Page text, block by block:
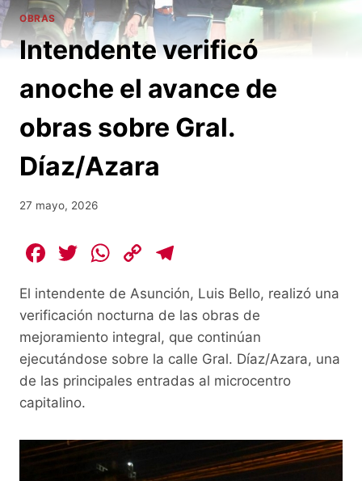
OBRAS
Intendente verificó
anoche el avance de
obras sobre Gral.
Díaz/Azara
27 mayo, 2026
F
c
e
b
o
o
k
T
itt
er
W
at
s
A
p
C
p
y
Li
n
e
gr
a
m
El intendente de Asunción, Luis Bello, realizó una
verificación nocturna de las obras de
mejoramiento integral, que continúan
ejecutándose sobre la calle Gral. Díaz/Azara, una
de las principales entradas al microcentro
capitalino.